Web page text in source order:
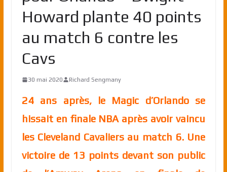
Howard plante 40 points
au match 6 contre les
Cavs
30 mai 2020 Richard Sengmany
24 ans après, le Magic d’Orlando se
hissait en finale NBA après avoir vaincu
les Cleveland Cavaliers au match 6. Une
victoire de 13 points devant son public